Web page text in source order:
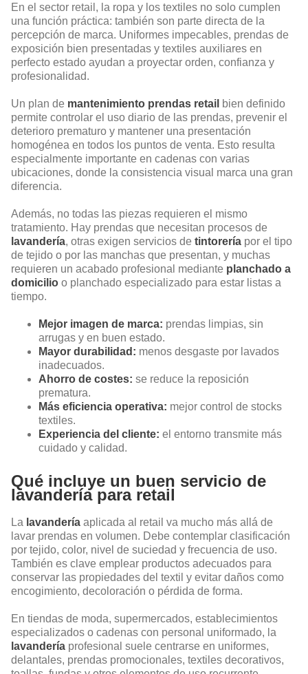
En el sector retail, la ropa y los textiles no solo cumplen
una función práctica: también son parte directa de la
percepción de marca. Uniformes impecables, prendas de
exposición bien presentadas y textiles auxiliares en
perfecto estado ayudan a proyectar orden, confianza y
profesionalidad.
Un plan de mantenimiento prendas retail bien definido
permite controlar el uso diario de las prendas, prevenir el
deterioro prematuro y mantener una presentación
homogénea en todos los puntos de venta. Esto resulta
especialmente importante en cadenas con varias
ubicaciones, donde la consistencia visual marca una gran
diferencia.
Además, no todas las piezas requieren el mismo
tratamiento. Hay prendas que necesitan procesos de
lavandería, otras exigen servicios de tintorería por el tipo
de tejido o por las manchas que presentan, y muchas
requieren un acabado profesional mediante planchado a
domicilio o planchado especializado para estar listas a
tiempo.
Mejor imagen de marca: prendas limpias, sin
arrugas y en buen estado.
Mayor durabilidad: menos desgaste por lavados
inadecuados.
Ahorro de costes: se reduce la reposición
prematura.
Más eficiencia operativa: mejor control de stocks
textiles.
Experiencia del cliente: el entorno transmite más
cuidado y calidad.
Qué incluye un buen servicio de
lavandería para retail
La lavandería aplicada al retail va mucho más allá de
lavar prendas en volumen. Debe contemplar clasificación
por tejido, color, nivel de suciedad y frecuencia de uso.
También es clave emplear productos adecuados para
conservar las propiedades del textil y evitar daños como
encogimiento, decoloración o pérdida de forma.
En tiendas de moda, supermercados, establecimientos
especializados o cadenas con personal uniformado, la
lavandería profesional suele centrarse en uniformes,
delantales, prendas promocionales, textiles decorativos,